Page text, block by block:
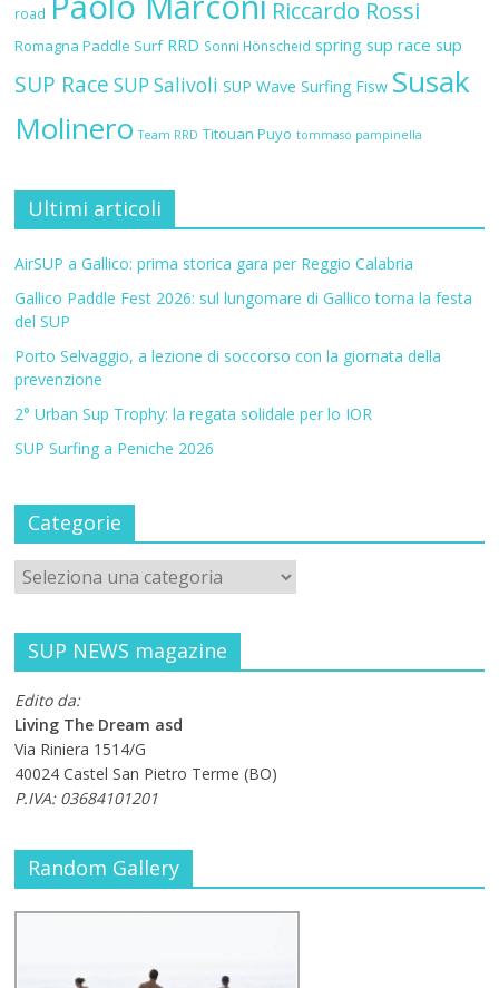
road Riccardo Rossi
Romagna Paddle Surf RRD Sonni Hönscheid spring sup race sup
SUP Race SUP Salivoli SUP Wave Surfing Fisw Susak
Molinero Team RRD Titouan Puyo tommaso pampinella
Ultimi articoli
AirSUP a Gallico: prima storica gara per Reggio Calabria
Gallico Paddle Fest 2026: sul lungomare di Gallico torna la festa
del SUP
Porto Selvaggio, a lezione di soccorso con la giornata della
prevenzione
2° Urban Sup Trophy: la regata solidale per lo IOR
SUP Surfing a Peniche 2026
Categorie
SUP NEWS magazine
Edito da:
Living The Dream asd
Via Riniera 1514/G
40024 Castel San Pietro Terme (BO)
P.IVA: 03684101201
Random Gallery